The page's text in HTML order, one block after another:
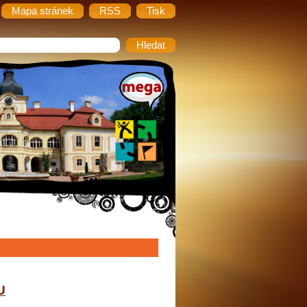
Mapa stránek RSS Tisk